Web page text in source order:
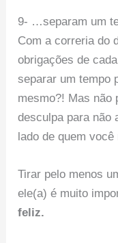
9- …separam um
Com a correria do
obrigações de
separar um tempo
mesmo?! Mas não
desculpa para não
lado de quem você
Tirar pelo menos
ele(a) é muito
feliz.